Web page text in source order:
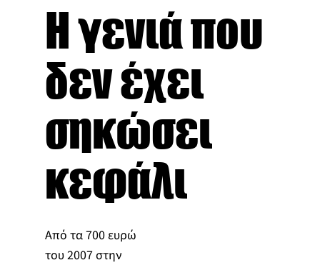
Η γενιά που
δεν έχει
σηκώσει
κεφάλι
Από τα 700 ευρώ
του 2007 στην